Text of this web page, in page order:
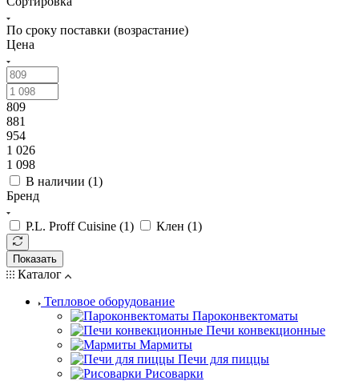
По сроку поставки (возрастание)
Цена
809
881
954
1 026
1 098
В наличии (1)
Бренд
P.L. Proff Cuisine (1) Клен (1)
Показать
Каталог
Тепловое оборудование
Пароконвектоматы
Печи конвекционные
Мармиты
Печи для пиццы
Рисоварки